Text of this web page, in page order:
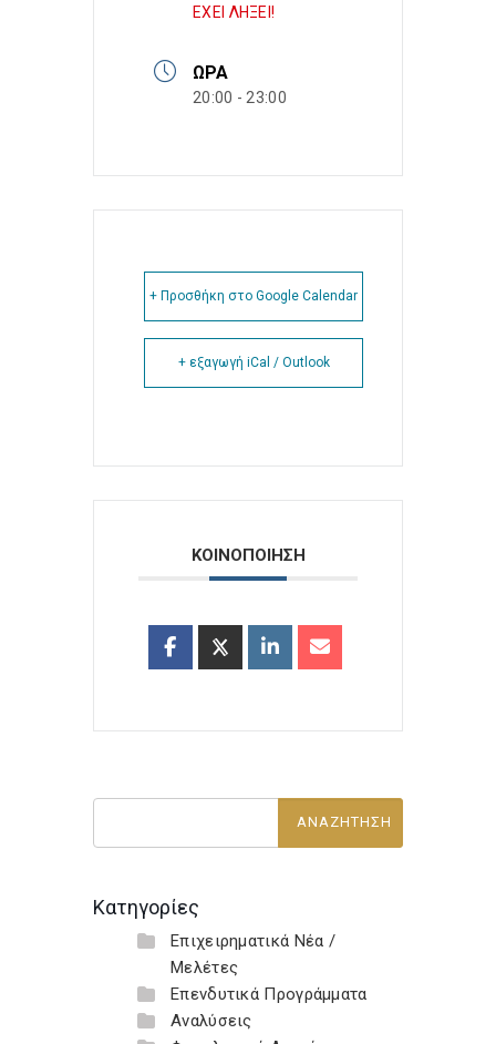
ΕΧΕΙ ΛΗΞΕΙ!
ΏΡΑ
20:00 - 23:00
+ Προσθήκη στο Google Calendar
+ εξαγωγή iCal / Outlook
ΚΟΙΝΟΠΟΙΗΣΗ
Κατηγορίες
Επιχειρηματικά Νέα /
Μελέτες
Επενδυτικά Προγράμματα
Αναλύσεις